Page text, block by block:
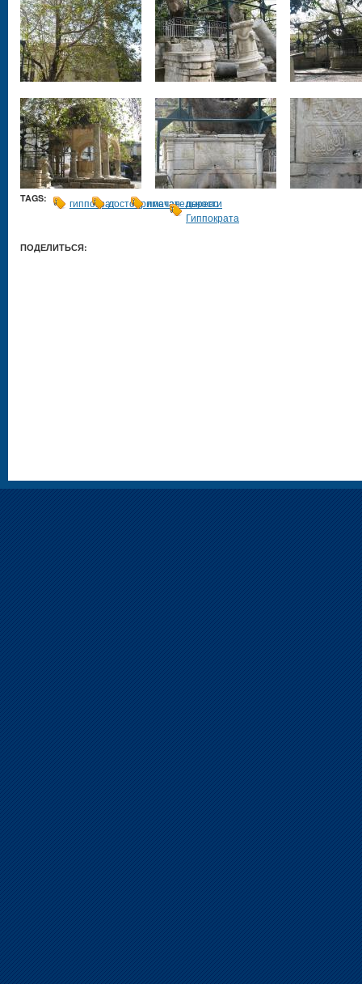
TAGS: гиппократдостопримечательности
платан дерево
Гиппократа
ПОДЕЛИТЬСЯ: